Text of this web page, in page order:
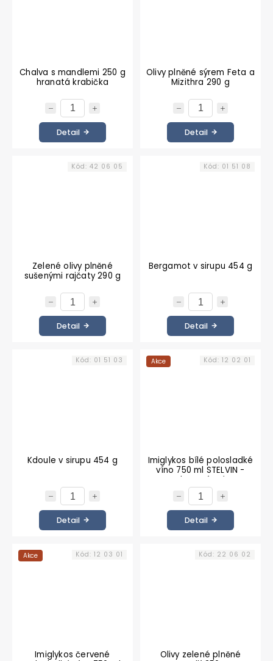
Chalva s mandlemi 250 g
hranatá krabička
Detail
Olivy plněné sýrem Feta a
Mizithra 290 g
Detail
Zelené olivy plněné
sušenými rajčaty 290 g
Detail
Kód: 42 06 05
Bergamot v sirupu 454 g
Detail
Kód: 01 51 08
Kdoule v sirupu 454 g
Detail
Kód: 01 51 03 Akce
Imiglykos bílé polosladké
víno 750 ml STELVIN -
šroubovací uzávěr
Detail
Kód: 12 02 01
Akce
Imiglykos červené
Kód: 12 03 01
Olivy zelené plněné
Kód: 22 06 02